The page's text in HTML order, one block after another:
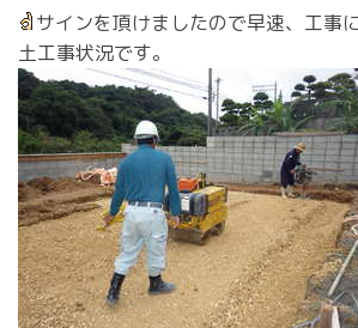
サインを頂けましたので早速、工事
土工事状況です。